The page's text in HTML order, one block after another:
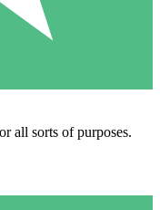
all sorts of purposes.